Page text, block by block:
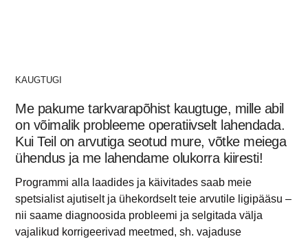
KAUGTUGI
Me pakume tarkvarapõhist kaugtuge, mille abil
on võimalik probleeme operatiivselt lahendada.
Kui Teil on arvutiga seotud mure, võtke meiega
ühendus ja me lahendame olukorra kiiresti!
Programmi alla laadides ja käivitades saab meie
spetsialist ajutiselt ja ühekordselt teie arvutile ligipääsu –
nii saame diagnoosida probleemi ja selgitada välja
vajalikud korrigeerivad meetmed, sh. vajaduse